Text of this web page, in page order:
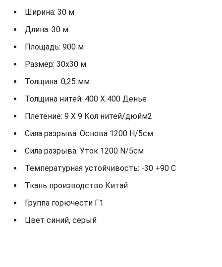
Ширина: 30 м
Длина: 30 м
Площадь: 900 м
Размер: 30х30 м
Толщина: 0,25 мм
Толщина нитей: 400 X 400 Денье
Плетение: 9 X 9 Кол нитей/дюйм2
Сила разрыва: Основа 1200 Н/5см
Сила разрыва: Уток 1200 N/5см
Температурная устойчивость: -30 +90 С
Ткань производство Китай
Группа горючести Г1
Цвет синий, серый